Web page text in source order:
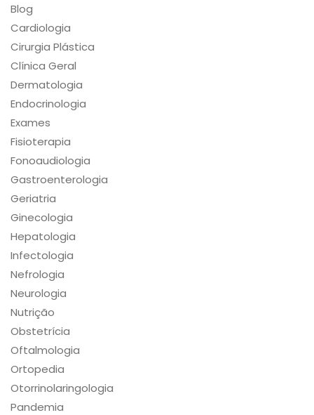
Blog
Cardiologia
Cirurgia Plástica
Clínica Geral
Dermatologia
Endocrinologia
Exames
Fisioterapia
Fonoaudiologia
Gastroenterologia
Geriatria
Ginecologia
Hepatologia
Infectologia
Nefrologia
Neurologia
Nutrição
Obstetrícia
Oftalmologia
Ortopedia
Otorrinolaringologia
Pandemia